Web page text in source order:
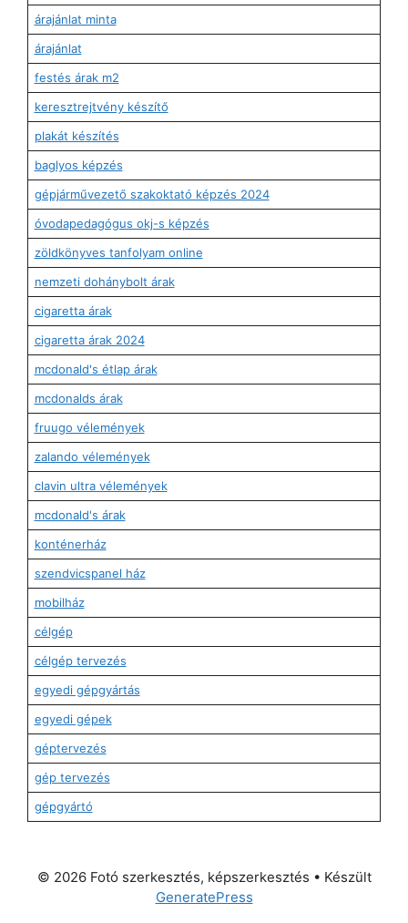
árajánlat minta
árajánlat
festés árak m2
keresztrejtvény készítő
plakát készítés
baglyos képzés
gépjárművezető szakoktató képzés 2024
óvodapedagógus okj-s képzés
zöldkönyves tanfolyam online
nemzeti dohánybolt árak
cigaretta árak
cigaretta árak 2024
mcdonald's étlap árak
mcdonalds árak
fruugo vélemények
zalando vélemények
clavin ultra vélemények
mcdonald's árak
konténerház
szendvicspanel ház
mobilház
célgép
célgép tervezés
egyedi gépgyártás
egyedi gépek
géptervezés
gép tervezés
gépgyártó
© 2026 Fotó szerkesztés, képszerkesztés • Készült
GeneratePress